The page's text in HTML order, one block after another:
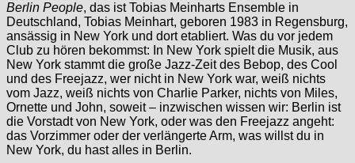
Berlin People, das ist Tobias Meinharts Ensemble in
Deutschland, Tobias Meinhart, geboren 1983 in Regensburg,
ansässig in New York und dort etabliert. Was du vor jedem
Club zu hören bekommst: In New York spielt die Musik, aus
New York stammt die große Jazz-Zeit des Bebop, des Cool
und des Freejazz, wer nicht in New York war, weiß nichts
vom Jazz, weiß nichts von Charlie Parker, nichts von Miles,
Ornette und John, soweit – inzwischen wissen wir: Berlin ist
die Vorstadt von New York, oder was den Freejazz angeht:
das Vorzimmer oder der verlängerte Arm, was willst du in
New York, du hast alles in Berlin.